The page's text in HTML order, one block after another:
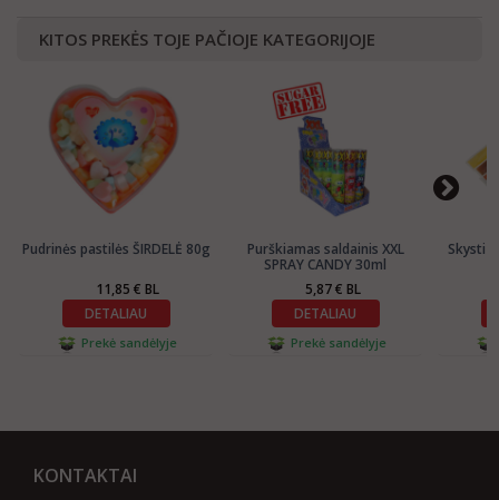
KITOS PREKĖS TOJE PAČIOJE KATEGORIJOJE
Pudrinės pastilės ŠIRDELĖ 80g
11,85 € BL
DETALIAU
Prekė sandėlyje
Purškiamas saldainis XXL
SPRAY CANDY 30ml
5,87 € BL
DETALIAU
Prekė sandėlyje
Skysti
KONTAKTAI